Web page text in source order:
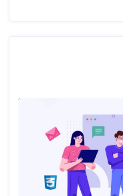
رابط ها استفاده می شود.
است که درون آن یک آیکن از
کلیک کنیم، کادر جستجو باز
وارد کنیم. همچنین آیکن ذره
می شود، با یک علامت ضربدر
آن، کادر بسته می شود.
نام آموزش داده می شود.
بخش سمت چپ حاوی یک متن و